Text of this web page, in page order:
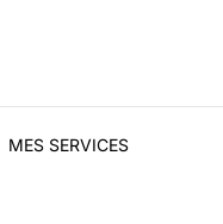
MES SERVICES